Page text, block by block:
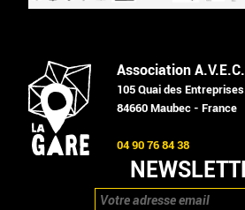
Association
105 Quai des
84660 Maubec - France
04 90 76 84 38